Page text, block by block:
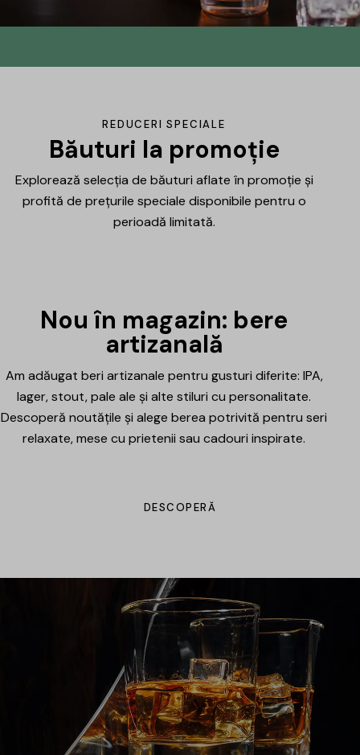
DrinksHub
mulțumire ți-am pregătit un mic cadou.
Află mai multe
REDUCERI SPECIALE
Băuturi la promoție
Explorează selecția de băuturi aflate în promoție și
profită de prețurile speciale disponibile pentru o
perioadă limitată.
Nou în magazin: bere
artizanală
Am adăugat beri artizanale pentru gusturi diferite: IPA,
lager, stout, pale ale și alte stiluri cu personalitate.
Descoperă noutățile și alege berea potrivită pentru seri
relaxate, mese cu prietenii sau cadouri inspirate.
DESCOPERĂ